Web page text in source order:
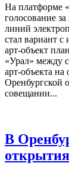
На платформе
голосование
линий
стал вариант
арт-объект
«Урал» между
арт-объекта
Оренбургской
совещании...
В